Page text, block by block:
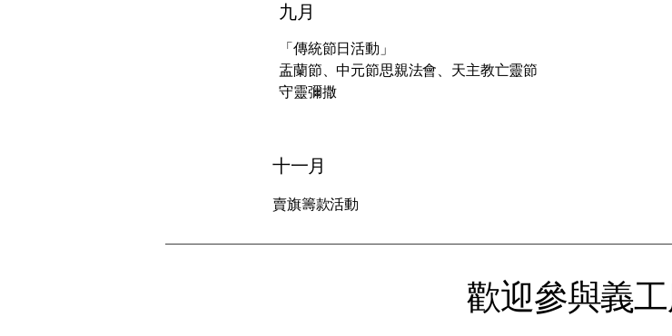
九月
「傳統節日活動」
盂蘭節、中元節思親法會、天主教亡靈節
守靈彌撒
十一月
賣旗籌款活動
歡迎參與義